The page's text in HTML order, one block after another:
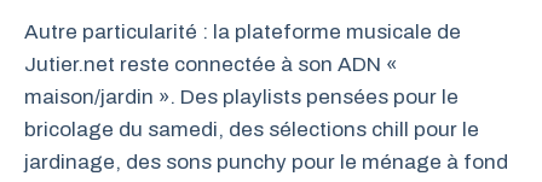
Autre particularité : la plateforme musicale de
Jutier.net reste connectée à son ADN «
maison/jardin ». Des playlists pensées pour le
bricolage du samedi, des sélections chill pour le
jardinage, des sons punchy pour le ménage à fond